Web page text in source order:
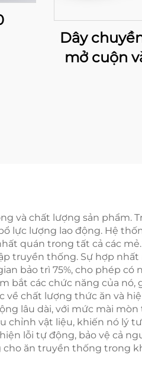
Dây
mở cuộn
và chất lượng sản phẩm.
lực lượng lao động. Hệ
quán trong tất cả các
truyền thống. Sự hợp nhất
bảo trì 75%, cho phép có
bắt các chức năng của nó,
về chất lượng thức ăn và
lâu dài, với mức mài
chỉnh vật liệu, khiến nó lý
lỗi tự động, bảo vệ cả
cho ăn truyền thống trong